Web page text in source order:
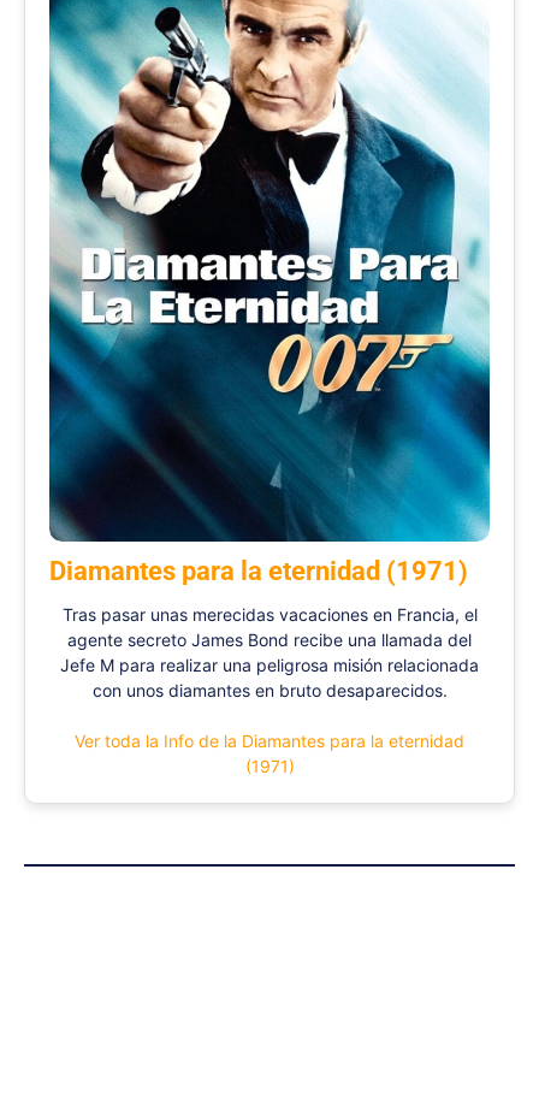
Diamantes para la eternidad (1971)
Tras pasar unas merecidas vacaciones en Francia, el
agente secreto James Bond recibe una llamada del
Jefe M para realizar una peligrosa misión relacionada
con unos diamantes en bruto desaparecidos.
Ver toda la Info de la Diamantes para la eternidad
(1971)